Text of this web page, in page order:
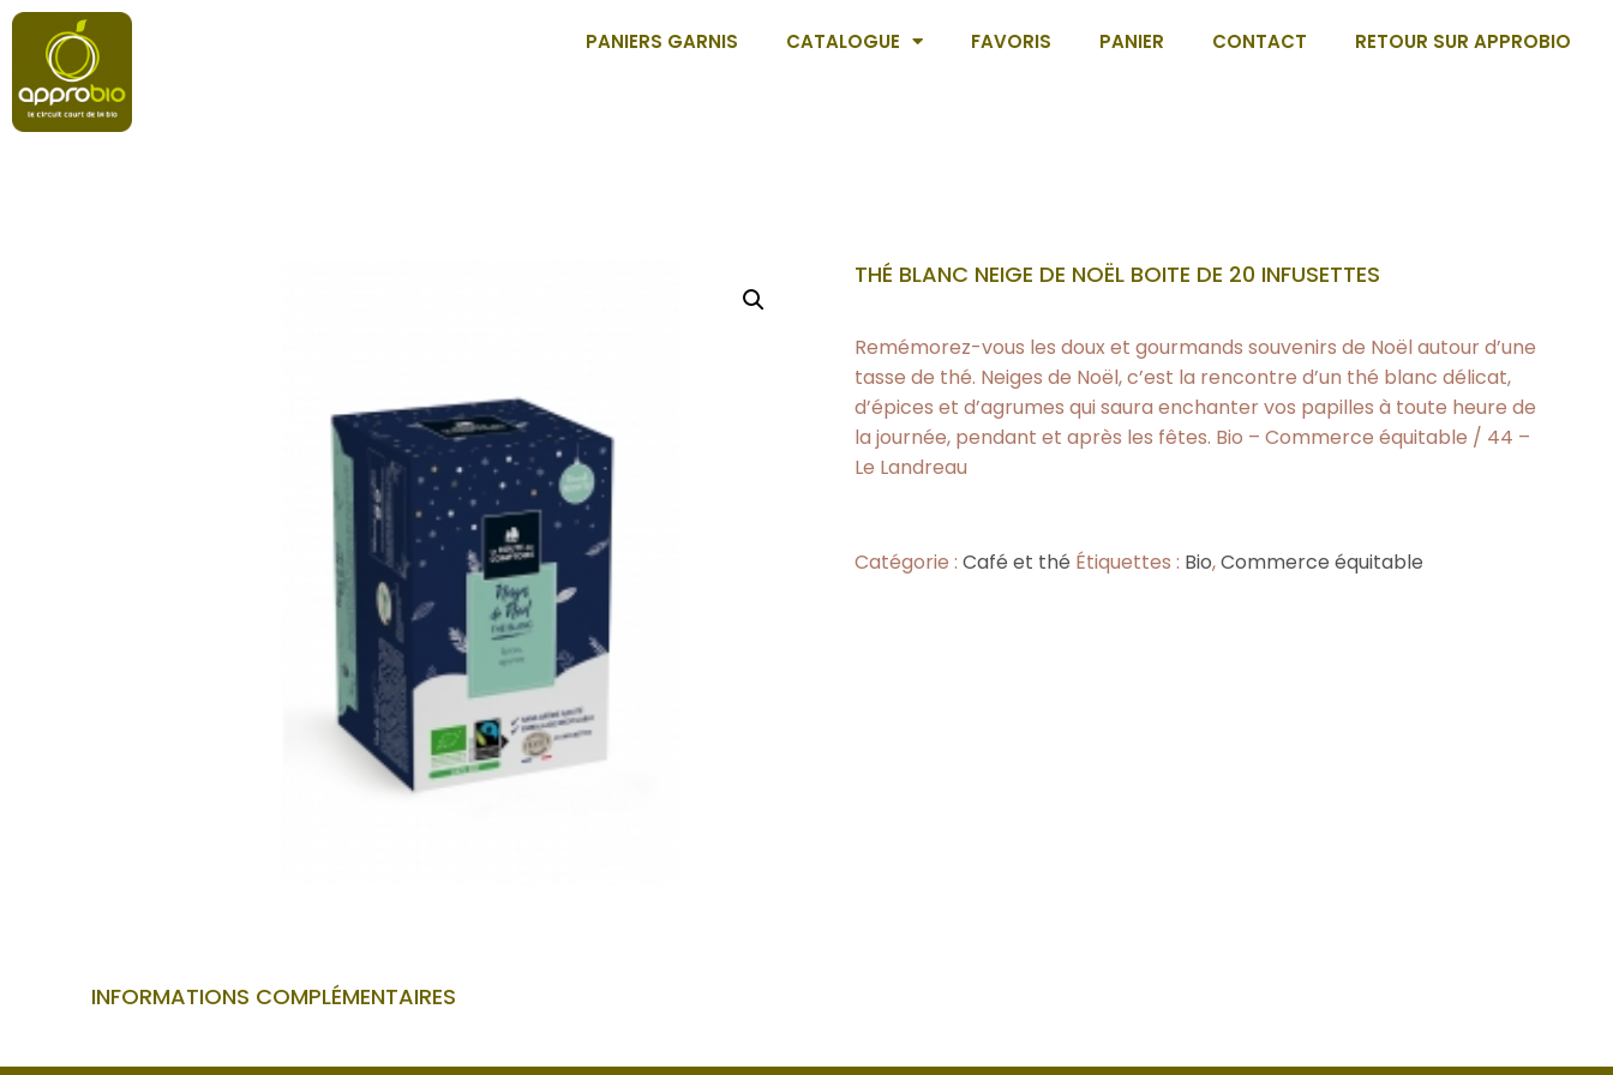
PANIERS GARNIS CATALOGUE FAVORIS PANIER CONTACT RETOUR SUR APPROBIO
THÉ BLANC NEIGE DE NOËL BOITE DE 20 INFUSETTES
Remémorez-vous les doux et gourmands souvenirs de Noël autour d’une
tasse de thé. Neiges de Noël, c’est la rencontre d’un thé blanc délicat,
d’épices et d’agrumes qui saura enchanter vos papilles à toute heure de
la journée, pendant et après les fêtes. Bio – Commerce équitable / 44 –
Le Landreau
Catégorie : Café et thé Étiquettes : Bio,Commerce équitable
INFORMATIONS COMPLÉMENTAIRES